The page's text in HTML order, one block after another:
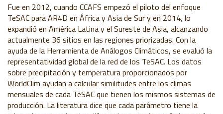
Fue en 2012, cuando CCAFS empezó el piloto del enfoque
TeSAC para AR4D en África y Asia de Sur y en 2014, lo
expandió en América Latina y el Sureste de Asia, alcanzando
actualmente 36 sitios en las regiones priorizadas. Con la
ayuda de la Herramienta de Análogos Climáticos, se evaluó la
representatividad global de la red de los TeSAC. Los datos
sobre precipitación y temperatura proporcionados por
WorldClim ayudan a calcular similitudes entre los climas
mensuales de cada TeSAC que tienen los mismos sistemas de
producción. La literatura dice que cada parámetro tiene la